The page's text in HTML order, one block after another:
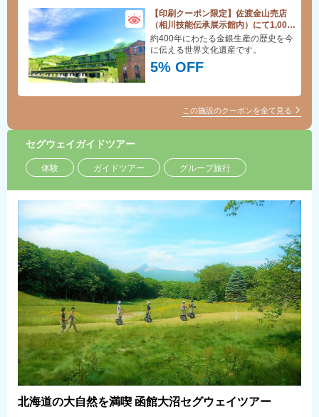
【印刷クーポン限定】佐渡金山売店
（相川技能伝承展示館内）にて1,000
円以上のお買物で5％ＯＦＦ
5% OFF
約400年にわたる金銀生産の歴史を今
に伝える世界文化遺産です。
この施設のクーポンを全て見る
セグウェイガイドツアー
体験 ガイドツアー グループ旅行
北海道の大自然を満喫 函館大沼セグウェイツアー